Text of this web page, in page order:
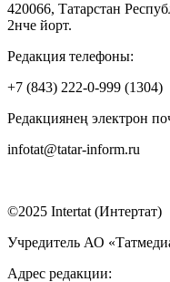
420066, Татарстан
2нче йорт.
Редакция телефоны:
+7 (843) 222-0-999 (1304)
Редакциянең электрон
infotat@tatar-inform.ru
©2025 Intertat (Интертат)
Учредитель АО
Адрес редакции: